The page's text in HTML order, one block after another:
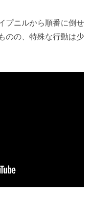
プニルから順番に倒せ
のの、 特殊な行動は少